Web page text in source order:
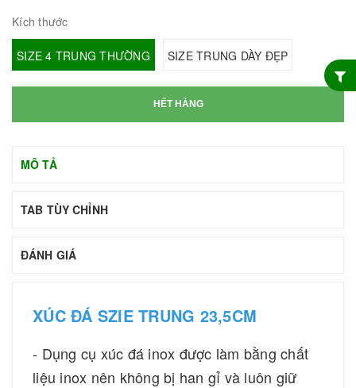
Kích thước
SIZE 4 TRUNG THƯỜNG SIZE TRUNG DÀY ĐẸP
HẾT HÀNG
MÔ TẢ
TAB TÙY CHỈNH
ĐÁNH GIÁ
XÚC ĐÁ SZIE TRUNG 23,5CM
- Dụng cụ xúc đá inox được làm bằng chất
liệu inox nên không bị han gỉ và luôn giữ